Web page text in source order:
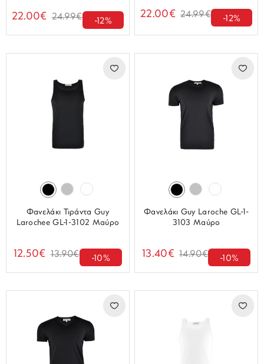
22.00€ 24.99€ -12%
22.00€ 24.99€ -12%
Φανελάκι Τιράντα Guy
Larochee GL-1-3102 Μαύρο
12.50€ 13.90€ -10%
Φανελάκι Guy Laroche GL-1-
3103 Μαύρο
13.40€ 14.90€ -10%